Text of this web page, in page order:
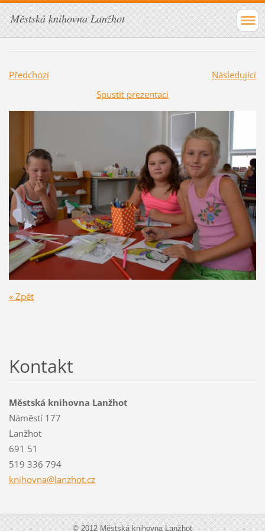
Městská knihovna Lanžhot
Předchozí
Následující
Spustit prezentaci
« Zpět
Kontakt
Městská knihovna Lanžhot
Náměstí 177
Lanžhot
691 51
519 336 794
knihovna@lanzhot.cz
© 2012 Městská knihovna Lanžhot